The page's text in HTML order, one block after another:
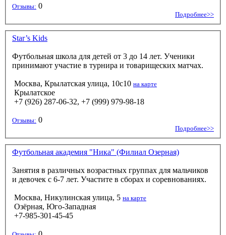
Отзывы: 0
Подробнее>>
Star’s Kids
Футбольная школа для детей от 3 до 14 лет. Ученики
принимают участие в турнира и товарищеских матчах.
Москва, Крылатская улица, 10с10 на карте
Крылатское
+7 (926) 287-06-32, +7 (999) 979-98-18
Отзывы: 0
Подробнее>>
Футбольная академия "Ника" (Филиал Озерная)
Занятия в различных возрастных группах для мальчиков
и девочек с 6-7 лет. Участите в сборах и соревнованиях.
Москва, Никулинская улица, 5 на карте
Озёрная, Юго-Западная
+7-985-301-45-45